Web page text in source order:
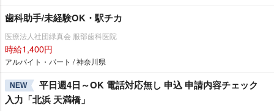
歯科助手/未経験OK・駅チカ
医療法人社団緑真会 服部歯科医院
時給1,400円
アルバイト・パート / 神奈川県
NEW
平日週4日～OK 電話対応無し 申込 申請内容チェック
入力「北浜 天満橋」